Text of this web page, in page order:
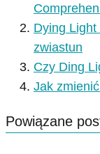
Dying
zwiastun
Czy Ding
Jak
Powiązane